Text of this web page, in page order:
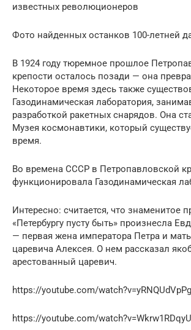
известных революционеров
Фото найденных останков 100-летней
В 1924 году тюремное прошлое
крепости осталось позади — она
Некоторое время здесь также
Газодинамическая лаборатория,
разработкой ракетных снарядов. Она
Музея космонавтики, который
время.
Во времена СССР в Петропавловской
функционировала Газодинамическая
Интересно: считается, что знаменитое
«Петербургу пусту быть» произнесла
— первая жена императора Петра и
царевича Алексея. О нем рассказал
арестованный царевич.
https://youtube.com/
https://youtube.com/